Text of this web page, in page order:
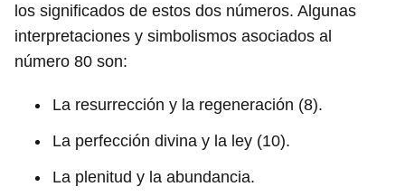
los significados de estos dos números. Algunas
interpretaciones y simbolismos asociados al
número 80 son:
La resurrección y la regeneración (8).
La perfección divina y la ley (10).
La plenitud y la abundancia.